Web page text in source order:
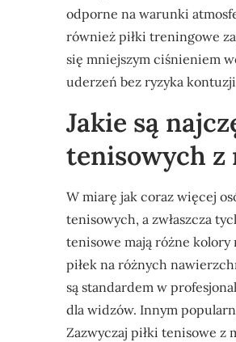
odporne na warunki
również piłki treningowe
się mniejszym ciśnieniem
uderzeń bez ryzyka
Jakie są
tenisowych z
W miarę jak coraz więcej
tenisowych, a zwłaszcza
tenisowe mają różne
piłek na różnych
są standardem w
dla widzów. Innym
Zazwyczaj piłki tenisowe z